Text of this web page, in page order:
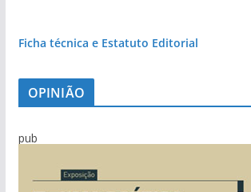
Ficha técnica e Estatuto Editorial
OPINIÃO
pub